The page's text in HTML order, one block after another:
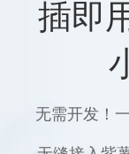
插即
无需开发！